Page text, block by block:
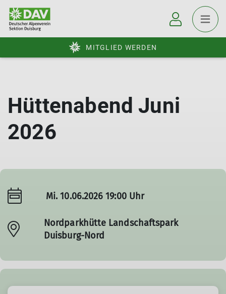
MITGLIED WERDEN
Hüttenabend Juni
2026
Mi. 10.06.2026 19:00 Uhr
Nordparkhütte Landschaftspark
Duisburg-Nord